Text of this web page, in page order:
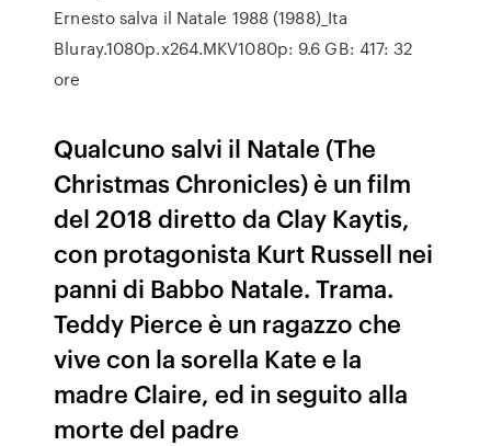
Ernesto salva il Natale 1988 (1988)_Ita
Bluray.1080p.x264.MKV1080p: 9.6 GB: 417: 32
ore
Qualcuno salvi il Natale (The
Christmas Chronicles) è un film
del 2018 diretto da Clay Kaytis,
con protagonista Kurt Russell nei
panni di Babbo Natale. Trama.
Teddy Pierce è un ragazzo che
vive con la sorella Kate e la
madre Claire, ed in seguito alla
morte del padre